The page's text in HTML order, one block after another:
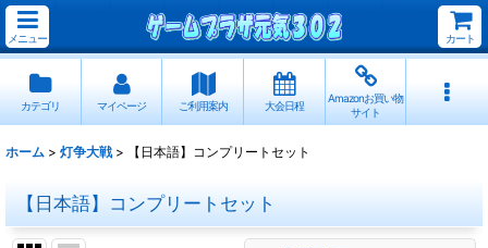
メニュー カート
カテゴリ マイページ ご利用案内 大会日程
Amazonお買い物
サイト
ホーム > 灯争大戦 > 【日本語】コンプリートセット
【日本語】コンプリートセット